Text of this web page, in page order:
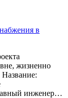
в
жизненно
инженер…